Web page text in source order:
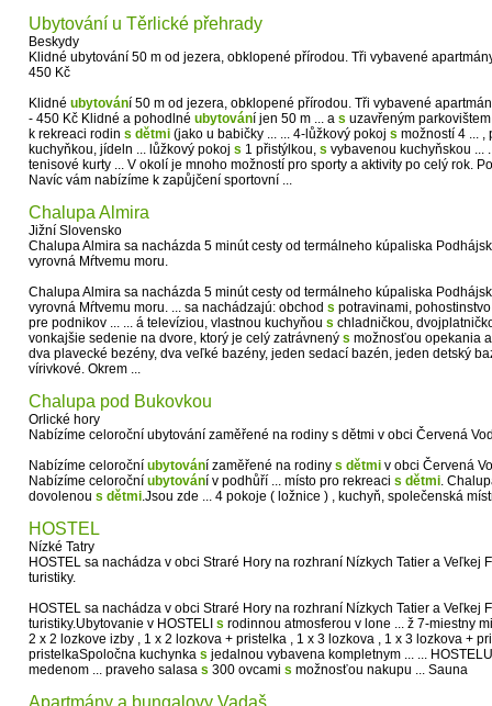
Ubytování u Těrlické přehrady
Beskydy
Klidné ubytování 50 m od jezera, obklopené přírodou. Tři vybavené
450 Kč
Klidné ubytování 50 m od jezera, obklopené přírodou. Tři vybavené
- 450 Kč Klidné a pohodlné ubytování jen 50 m ... a s uzavřeným
k rekreaci rodin s dětmi (jako u babičky ... ... 4-lůžkový pokoj s možností 4 ...
kuchyňkou, jídeln ... lůžkový pokoj s 1 přistýlkou, s vybavenou kuchyňskou ...
tenisové kurty ... V okolí je mnoho možností pro sporty a aktivity po celý rok.
Navíc vám nabízíme k zapůjčení sportovní ...
Chalupa Almira
Jižní Slovensko
Chalupa Almira sa nacházda 5 minút cesty od termálneho kúpaliska
vyrovná Mŕtvemu moru.
Chalupa Almira sa nacházda 5 minút cesty od termálneho kúpaliska
vyrovná Mŕtvemu moru. ... sa nachádzajú: obchod s potravinami,
pre podnikov ... ... á televíziou, vlastnou kuchyňou s chladničkou,
vonkajšie sedenie na dvore, ktorý je celý zatrávnený s možnosťou opekania
dva plavecké bezény, dva veľké bazény, jeden sedací bazén, jeden detský
vírivkové. Okrem ...
Chalupa pod Bukovkou
Orlické hory
Nabízíme celoroční ubytování zaměřené na rodiny s dětmi v obci Červená
Nabízíme celoroční ubytování zaměřené na rodiny s dětmi v obci Červená
Nabízíme celoroční ubytování v podhůří ... místo pro rekreaci s dětmi.
dovolenou s dětmi.Jsou zde ... 4 pokoje ( ložnice ) , kuchyň, společenská
HOSTEL
Nízké Tatry
HOSTEL sa nachádza v obci Straré Hory na rozhraní Nízkych Tatier a Veľkej
turistiky.
HOSTEL sa nachádza v obci Straré Hory na rozhraní Nízkych Tatier a Veľkej
turistiky.Ubytovanie v HOSTELI s rodinnou atmosferou v lone ... ž 7-miestny
2 x 2 lozkove izby , 1 x 2 lozkova + pristelka , 1 x 3 lozkova , 1 x 3 lozkova +
pristelkaSpoločna kuchynka s jedalnou vybavena kompletnym ... ...
medenom ... praveho salasa s 300 ovcami s možnosťou nakupu ... Sauna
Apartmány a bungalovy Vadaš